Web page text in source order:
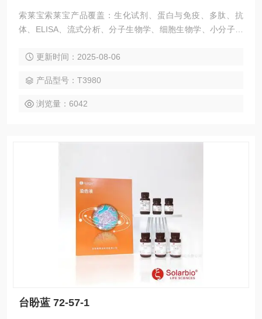
索莱宝索莱宝产品覆盖：生化试剂、蛋白与免疫、多肽、抗
体、ELISA、流式分析、分子生物学、细胞生物学、小分子化
析介质、磁珠、仪器和耗材、纳米材料、化学合成等 四甲基罗
更新时间：2025-08-06
产品型号：T3980
浏览量：6042
台盼蓝 72-57-1